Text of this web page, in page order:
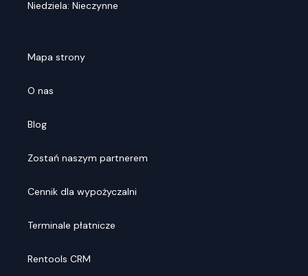
Niedziela: Nieczynne
Mapa strony
O nas
Blog
Zostań naszym partnerem
Cennik dla wypożyczalni
Terminale płatnicze
Rentools CRM